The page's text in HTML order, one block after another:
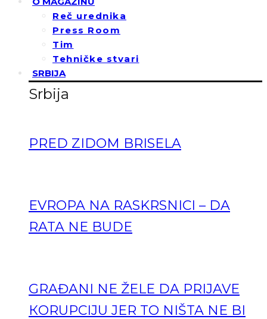
Reč urednika
Press Room
Tim
Tehničke stvari
SRBIJA
Srbija
PRED ZIDOM BRISELA
EVROPA NA RASKRSNICI – DA
RATA NE BUDE
GRAĐANI NE ŽELE DA PRIJAVE
КORUPCIJU JER TO NIŠTA NE BI